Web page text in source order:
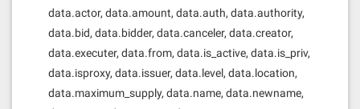
data.actor, data.amount, data.auth, data.authority,
data.bid, data.bidder, data.canceler, data.creator,
data.executer, data.from, data.is_active, data.is_priv,
data.isproxy, data.issuer, data.level, data.location,
data.maximum_supply, data.name, data.newname,